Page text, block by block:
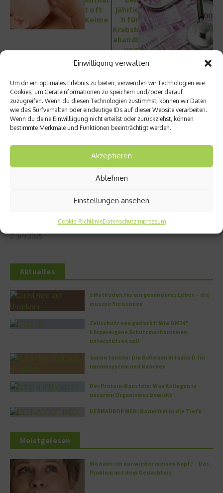
Einwilligung verwalten
Um dir ein optimales Erlebnis zu bieten, verwenden wir Technologien wie
Cookies, um Geräteinformationen zu speichern und/oder darauf
zuzugreifen. Wenn du diesen Technologien zustimmst, können wir Daten
wie das Surfverhalten oder eindeutige IDs auf dieser Website verarbeiten.
Wenn du deine Einwillligung nicht erteilst oder zurückziehst, können
bestimmte Merkmale und Funktionen beeinträchtigt werden.
Akzeptieren
Ablehnen
Einstellungen ansehen
Cookie-RichtlinieDatenschutzImpressum
t oft
Keime
jährlic
h für
Krebsb
ehandl
ung
Ähnliche Beiträge
Vor- und Nachteile
verschiedener Vari ...
2. Juni 2025
Hautkrankheiten
18. Dezember 2023
Aktuelles
5 Methoden für ein gesünderes Leben – die
müssen Sie kennen
Zellschutz neu gedacht: Wie OM24®
körpereigene Schutzmechanismen
unterstützen soll
Sonne tanken: Die Rolle von Vitamin D für
Immunsystem und Knochen
Der Protein-Baustein: Was Kollagen in
unserem Organismus bewirkt
DERMADROP MED: Nadelfrei in die Tiefe
Meistgelesen
Wo habe ich nur wieder meinen Kopf? – Das
Problem mit dem Gedächtnis